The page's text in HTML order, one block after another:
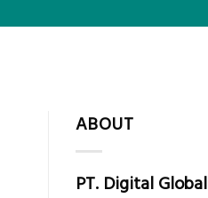
ABOUT
PT. Digital Global